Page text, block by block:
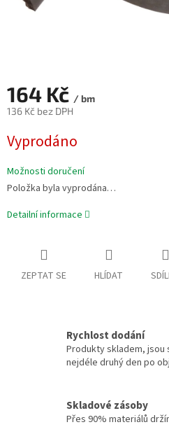
164 Kč / bm
136 Kč bez DPH
cena:
Vyprodáno
Možnosti doručení
Položka byla vyprodána…
Detailní informace
ZEPTAT SE HLÍDAT
Rychlost dodání
Produkty skladem, jsou
nejdéle druhý den po
Skladové zásoby
Přes 90% materiálů